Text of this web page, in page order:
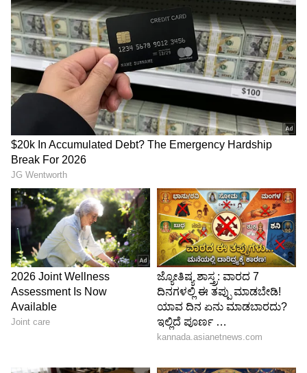
5
5
ರಾಮಪುರದಲ್ಲಿ ಆನೆ ಶಿಬಿರವಿದೆ. ಈ ಆನೆ ಶಿಬಿರಕ್ಕೆ ಪ್ರವಾಸಿಗರ
ನಿರ್ಬಂಧವಿದೆ. ಇದೀಗಾ ಬಿಆರ್ ಟಿಯ ಬೂದಿಪಡಗದಲ್ಲಿ
ಎರಡನೇ ಆನೆ ಕ್ಯಾಂಪ್ ನಿರ್ಮಿಸಿ ದುಬಾರೆ ಶಿಬಿರದಂತೆ
ಪ್ರವಾಸಿಗರಿಗೆ ಅವಕಾಶ ಮಾಡಿಕೊಡುವ ಚಿಂತನೆ ನಡೆಸಿದೆ..